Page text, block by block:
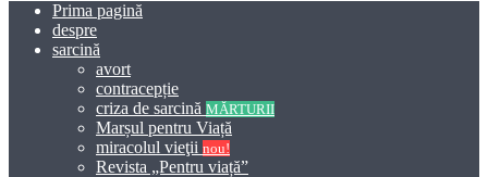
Prima pagină
despre
sarcină
avort
contracepție
criza de sarcină MĂRTURII
Marșul pentru Viață
miracolul vieţii nou!
Revista „Pentru viață”